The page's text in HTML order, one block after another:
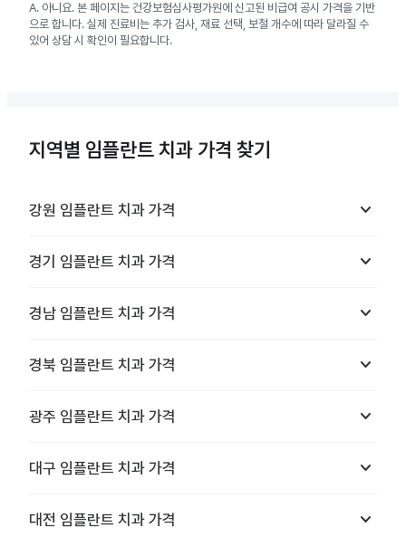
A. 아니요. 본 페이지는 건강보험심사평가원에 신고된 비급여 공시 가격을 기반
으로 합니다. 실제 진료비는 추가 검사, 재료 선택, 보철 개수에 따라 달라질 수
있어 상담 시 확인이 필요합니다.
지역별 임플란트 치과 가격 찾기
강원 임플란트 치과 가격 keyboard_arrow_down
경기 임플란트 치과 가격 keyboard_arrow_down
경남 임플란트 치과 가격 keyboard_arrow_down
경북 임플란트 치과 가격 keyboard_arrow_down
광주 임플란트 치과 가격 keyboard_arrow_down
대구 임플란트 치과 가격 keyboard_arrow_down
대전 임플란트 치과 가격 keyboard_arrow_down